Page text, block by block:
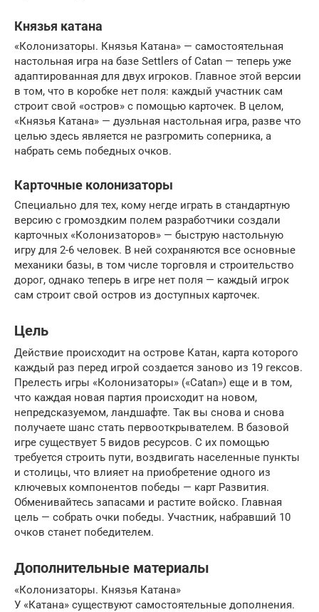
Князья катана
«Колонизаторы. Князья Катана» — самостоятельная
настольная игра на базе Settlers of Catan — теперь уже
адаптированная для двух игроков. Главное этой версии
в том, что в коробке нет поля: каждый участник сам
строит свой «остров» с помощью карточек. В целом,
«Князья Катана» — дуэльная настольная игра, разве что
целью здесь является не разгромить соперника, а
набрать семь победных очков.
Карточные колонизаторы
Специально для тех, кому негде играть в стандартную
версию с громоздким полем разработчики создали
карточных «Колонизаторов» — быструю настольную
игру для 2-6 человек. В ней сохраняются все основные
механики базы, в том числе торговля и строительство
дорог, однако теперь в игре нет поля — каждый игрок
сам строит свой остров из доступных карточек.
Цель
Действие происходит на острове Катан, карта которого
каждый раз перед игрой создается заново из 19 гексов.
Прелесть игры «Колонизаторы» («Catan») еще и в том,
что каждая новая партия происходит на новом,
непредсказуемом, ландшафте. Так вы снова и снова
получаете шанс стать первооткрывателем. В базовой
игре существует 5 видов ресурсов. С их помощью
требуется строить пути, воздвигать населенные пункты
и столицы, что влияет на приобретение одного из
ключевых компонентов победы — карт Развития.
Обменивайтесь запасами и растите войско. Главная
цель — собрать очки победы. Участник, набравший 10
очков станет победителем.
Дополнительные материалы
«Колонизаторы. Князья Катана»
У «Катана» существуют самостоятельные дополнения.